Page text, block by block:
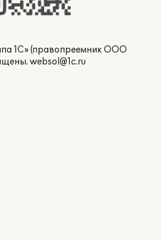
1С» (правопреемник ООО
websol@1c.ru